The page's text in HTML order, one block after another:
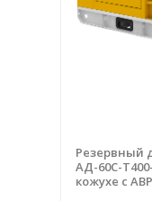
Резервный
АД-60С-
кожухе с АВР